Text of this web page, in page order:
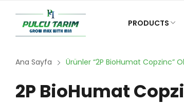
PRODUCTS
Ana Sayfa Ürünler “2P BioHumat Copzinc”
2P BioHumat